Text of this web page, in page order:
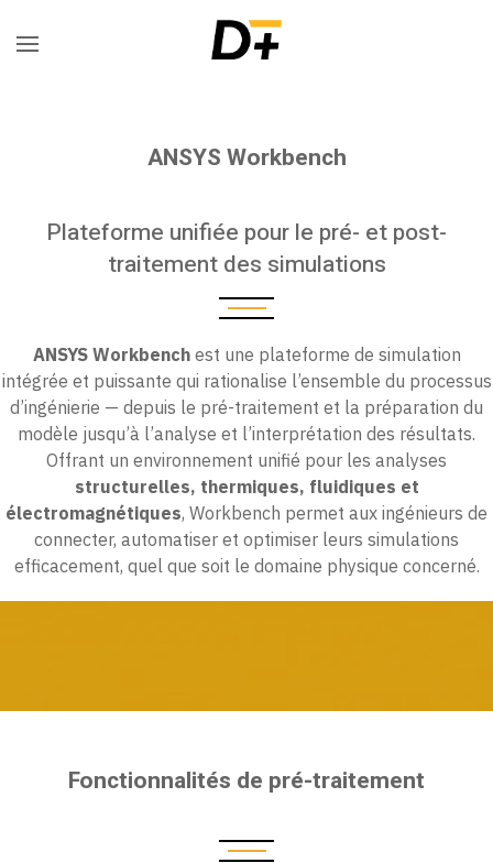
ANSYS Workbench
Plateforme unifiée pour le pré- et post-
traitement des simulations
ANSYS Workbenchest une plateforme de simulation
intégrée et puissante qui rationalise l’ensemble du processus
d’ingénierie — depuis le pré-traitement et la préparation du
modèle jusqu’à l’analyse et l’interprétation des résultats.
Offrant un environnement unifié pour les analyses
structurelles, thermiques, fluidiques et
électromagnétiques, Workbench permet aux ingénieurs de
connecter, automatiser et optimiser leurs simulations
efficacement, quel que soit le domaine physique concerné.
Fonctionnalités de pré-traitement